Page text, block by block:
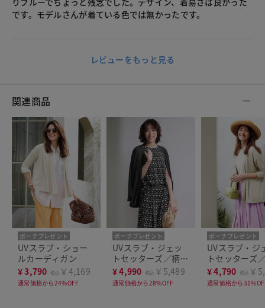
です。モデルさんが着ている色では無かったです。
レビューをもっと見る
関連商品
ポーチプレゼント
洗濯機可
UVスラブ・ショー
ルカーディガン
¥3,790 税込 ￥4,169
通常価格から24%OFF
ポーチプレゼント
洗濯機可
人気商品
UVスラブ・ジェッ
トセッターズ／柄2
点セット
¥4,990 税込 ￥5,489
通常価格から28%OFF
ポーチプレゼント
洗濯機可
UVスラブ・ジ
トセッターズ
セット
¥4,790 税込 ￥
通常価格から